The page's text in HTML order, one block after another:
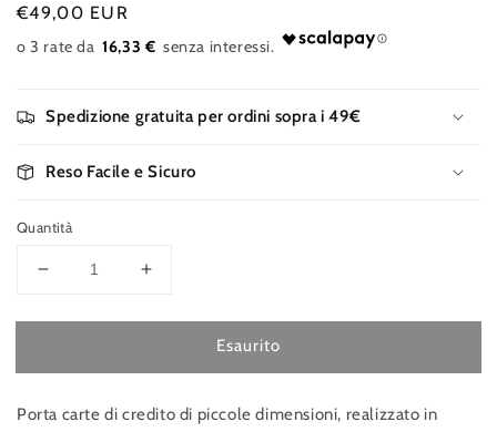
Prezzo
di
€49,00 EUR
16,33 €
Spedizione gratuita per ordini sopra i 49€
Reso Facile e Sicuro
Quantità
Diminuisci
per
Colorful
carte
Aumenta
per
Colorful
carte
Esaurito
Porta carte di credito di piccole dimensioni, realizzato in